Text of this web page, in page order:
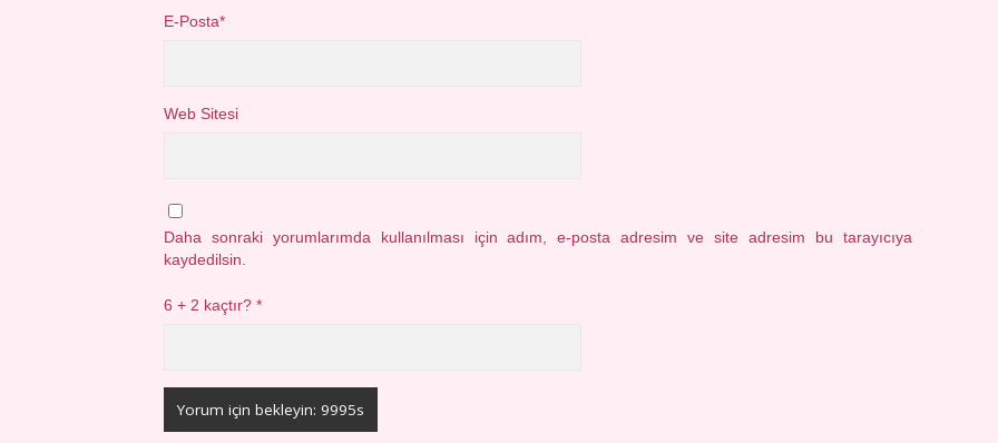
E-Posta*
Web Sitesi
Daha sonraki yorumlarımda kullanılması için adım, e-posta adresim ve site adresim bu tarayıcıya
kaydedilsin.
6 + 2 kaçtır? *